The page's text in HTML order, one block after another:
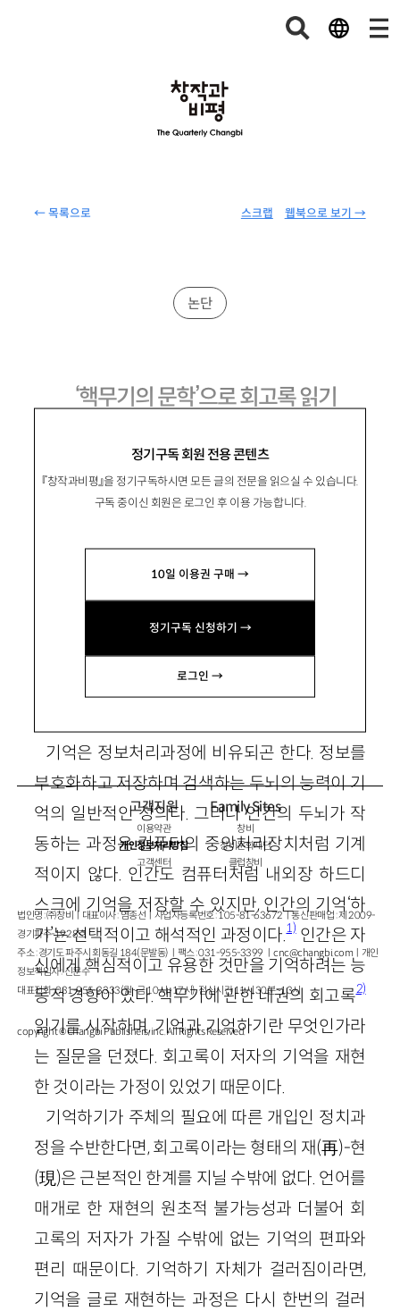
← 목록으로 웹북으로 보기 →
스크랩
정기구독 회원 전용 콘텐츠
『창작과비평』을 정기구독하시면 모든 글의 전문을 읽으실 수 있습니다.
구독 중이신 회원은 로그인 후 이용 가능합니다.
10일 이용권 구매 →
정기구독 신청하기 →
로그인 →
논단
‘핵무기의 문학’으로 회고록 읽기
구갑우 具甲祐
한반도』 『국제관계학 비판』 『안보개발국가를 넘
어 평화복지국가로』(공저) 등이 있음.
기억은 정보처리과정에 비유되곤 한다. 정보를
부호화하고 저장하며 검색하는 두뇌의 능력이 기
억의 일반적인 정의다. 그러나 인간의 두뇌가 작
동하는 과정은 컴퓨터의 중앙처리장치처럼 기계
적이지 않다. 인간도 컴퓨터처럼 내외장 하드디
스크에 기억을 저장할 수 있지만, 인간의 기억‘하
기’는 선택적이고 해석적인 과정이다.1)인간은 자
신에게 핵심적이고 유용한 것만을 기억하려는 능
동적 경향이 있다. 핵무기에 관한 네권의 회고록2)
읽기를 시작하며, 기억과 기억하기란 무엇인가라
는 질문을 던졌다. 회고록이 저자의 기억을 재현
한 것이라는 가정이 있었기 때문이다.
기억하기가 주체의 필요에 따른 개입인 정치과
정을 수반한다면, 회고록이라는 형태의 재(再)-현
(現)은 근본적인 한계를 지닐 수밖에 없다. 언어를
매개로 한 재현의 원초적 불가능성과 더불어 회
고록의 저자가 가질 수밖에 없는 기억의 편파와
편리 때문이다. 기억하기 자체가 걸러짐이라면,
기억을 글로 재현하는 과정은 다시 한번의 걸러
고객지원
이용약관
개인정보처리방침
고객센터
Family Sites
창비
창비문화재단
클럽창비
법인명 : ㈜창비ㅣ대표이사 : 염종선ㅣ사업자등록번호 : 105-81-63672ㅣ통신판매업 : 제 2009-
경기파주-1928호
주소 : 경기도 파주시 회동길 184(문발동)ㅣ팩스 : 031-955-3399 ㅣcnc@changbi.com ㅣ개인
정보책임자 : 신문수
대표전화 : 031-955-3333(월~금 10시~17시), 점심시간 11시 30분~13시
copyright © Changbi Publishers, inc. All Rights Reserved.